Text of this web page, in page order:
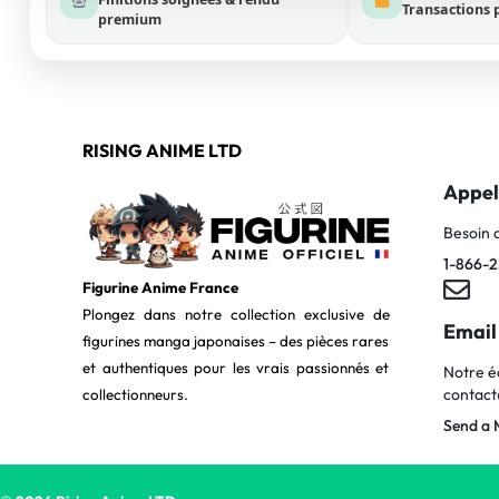
premium
Transactions
RISING ANIME LTD
Figurine Anime France
Plongez dans notre collection exclusive de
figurines manga japonaises – des pièces rares
et authentiques pour les vrais passionnés et
collectionneurs.
Appel
Besoin
1-866-
Email
Notre
Send a